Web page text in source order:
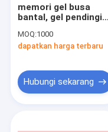
memori gel busa
bantal, gel pendingin
bantal silikon
MOQ:1000
dapatkan harga terbaru
Hubungi sekarang